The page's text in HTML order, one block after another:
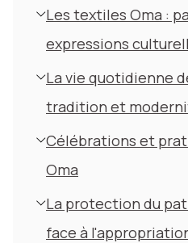
Les textiles Oma :
expressions
La vie quotidienne
tradition et
Célébrations et
Oma
La protection du
face à